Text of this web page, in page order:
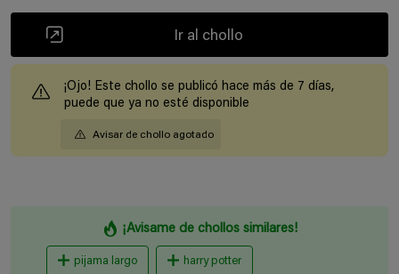
Ir al chollo
¡Ojo! Este chollo se publicó hace más de 7 días,
puede que ya no esté disponible
Avisar de chollo agotado
¡Avisame de chollos similares!
pijama largo harry potter